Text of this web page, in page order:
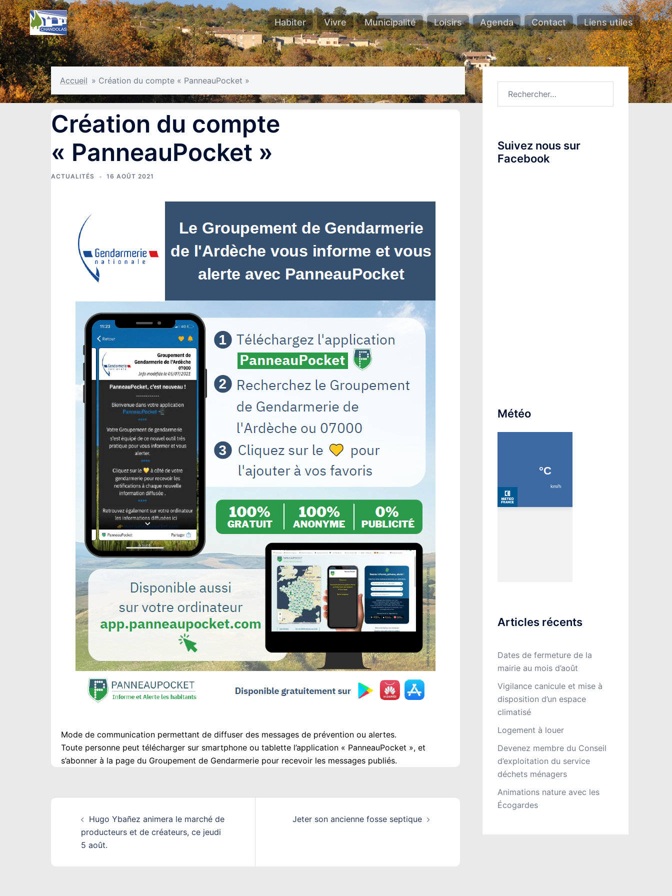
Aller
au
contenu
Habiter Vivre Municipalité Loisirs Agenda Contact Liens utiles
Accueil » Création du compte « PanneauPocket »
Création du compte
« PanneauPocket »
ACTUALITÉS 16 AOÛT 2021
Mode de communication permettant de diffuser des messages de prévention ou alertes.
Toute personne peut télécharger sur smartphone ou tablette l’application « PanneauPocket », et
s’abonner à la page du Groupement de Gendarmerie pour recevoir les messages publiés.
d’article
Hugo Ybañez animera le marché de
producteurs et de créateurs, ce jeudi
5 août.
Jeter son ancienne fosse septique
Suivez nous sur
Facebook
Météo
Articles récents
Dates de fermeture de la
mairie au mois d’août
Vigilance canicule et mise à
disposition d’un espace
climatisé
Logement à louer
Devenez membre du Conseil
d’exploitation du service
déchets ménagers
Animations nature avec les
Écogardes